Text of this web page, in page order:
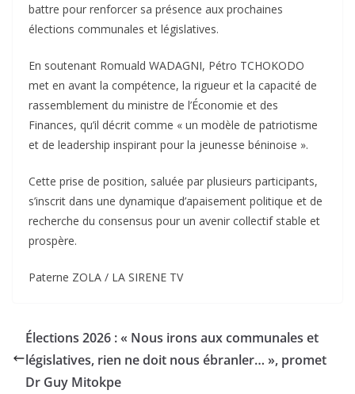
battre pour renforcer sa présence aux prochaines
élections communales et législatives.
‎En soutenant Romuald WADAGNI, Pétro TCHOKODO
met en avant la compétence, la rigueur et la capacité de
rassemblement du ministre de l’Économie et des
Finances, qu’il décrit comme « un modèle de patriotisme
et de leadership inspirant pour la jeunesse béninoise ».
‎Cette prise de position, saluée par plusieurs participants,
s’inscrit dans une dynamique d’apaisement politique et de
recherche du consensus pour un avenir collectif stable et
prospère.
‎Paterne ZOLA / LA SIRENE TV
Élections 2026 : « Nous irons aux communales et
législatives, rien ne doit nous ébranler… », promet
Dr Guy Mitokpe